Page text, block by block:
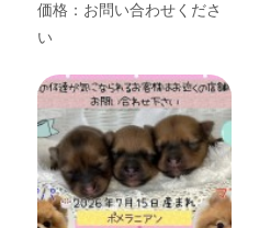
価格： お問い合わせくださ
い